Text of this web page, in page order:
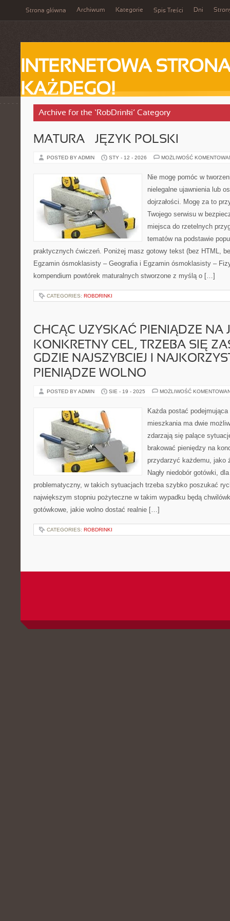
Strona główna Archiwum Kategorie Spis Treści Dni
INTERNETOWA
KAŻDEGO!
Archive for the ‘RobDrinki’ Category
MATURA – JĘZYK POLSKI
POSTED BY ADMIN STY - 12 - 2026 MOŻLIWOŚĆ
Nie mogę pomóc w
nielegalne ujawnienia lub
dojrzałości. Mogę za to
Twojego serwisu w
miejsca do rzetelnych
tematów na podstawie
praktycznych ćwiczeń. Poniżej masz gotowy tekst (bez HTML,
Egzamin ósmoklasisty – Geografia i Egzamin ósmoklasisty –
kompendium powtórek maturalnych stworzone z myślą o […]
CATEGORIES: ROBDRINKI
CHCĄC UZYSKAĆ PIENIĄDZE NA
KONKRETNY CEL, TRZEBA SIĘ
GDZIE NAJSZYBCIEJ I
PIENIĄDZE WOLNO
POSTED BY ADMIN SIE - 19 - 2025 MOŻLIWOŚĆ
Każda postać
mieszkania ma dwie
zdarzają się palące
brakować pieniędzy na
przydarzyć każdemu, jako
Nagły niedobór gotówki,
problematyczny, w takich sytuacjach trzeba szybko poszukać
największym stopniu pożyteczne w takim wypadku będą
gotówkowe, jakie wolno dostać realnie […]
CATEGORIES: ROBDRINKI